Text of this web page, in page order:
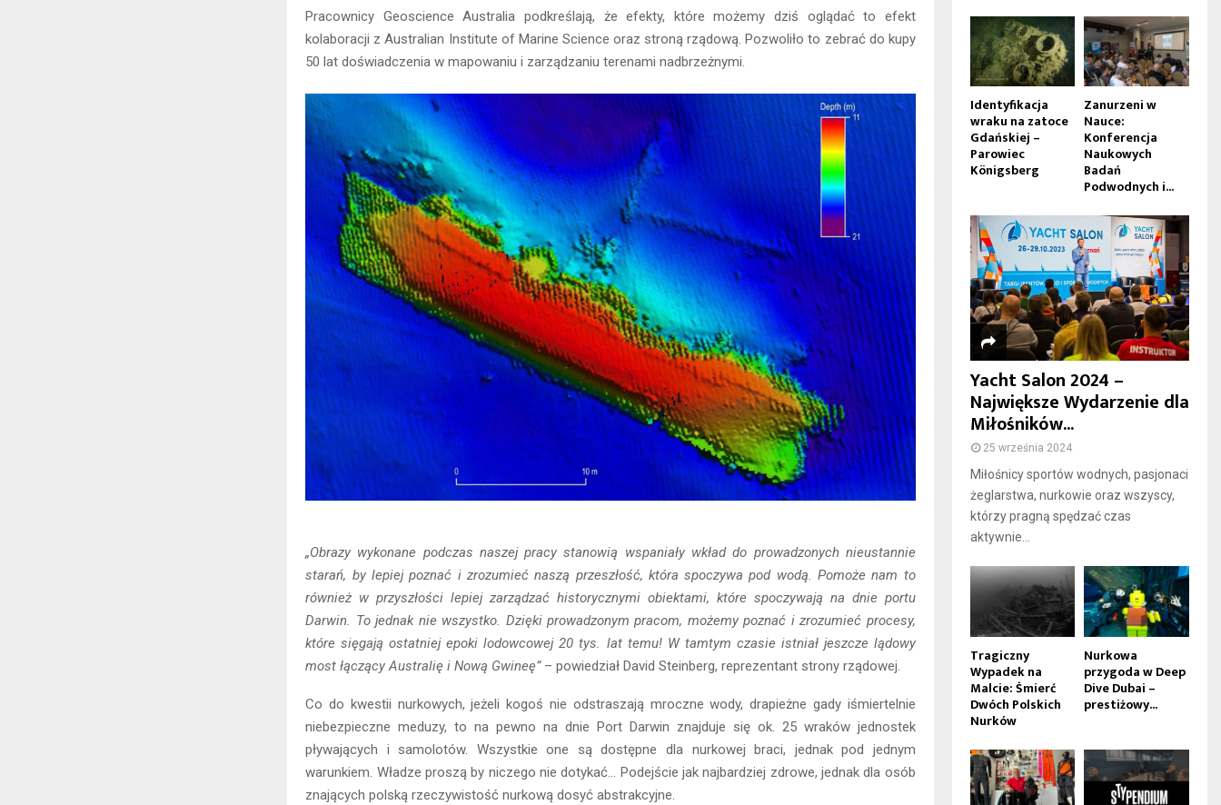
Pracownicy Geoscience Australia podkreślają, że efekty, które możemy dziś oglądać to efekt
kolaboracji z Australian Institute of Marine Science oraz stroną rządową. Pozwoliło to zebrać do kupy
50 lat doświadczenia w mapowaniu i zarządzaniu terenami nadbrzeżnymi.
„Obrazy wykonane podczas naszej pracy stanowią wspaniały wkład do prowadzonych nieustannie
starań, by lepiej poznać i zrozumieć naszą przeszłość, która spoczywa pod wodą. Pomoże nam to
również w przyszłości lepiej zarządzać historycznymi obiektami, które spoczywają na dnie portu
Darwin. To jednak nie wszystko. Dzięki prowadzonym pracom, możemy poznać i zrozumieć procesy,
które sięgają ostatniej epoki lodowcowej 20 tys. lat temu! W tamtym czasie istniał jeszcze lądowy
most łączący Australię i Nową Gwineę”– powiedział David Steinberg, reprezentant strony rządowej.
Co do kwestii nurkowych, jeżeli kogoś nie odstraszają mroczne wody, drapieżne gady iśmiertelnie
niebezpieczne meduzy, to na pewno na dnie Port Darwin znajduje się ok. 25 wraków jednostek
pływających i samolotów. Wszystkie one są dostępne dla nurkowej braci, jednak pod jednym
warunkiem. Władze proszą by niczego nie dotykać… Podejście jak najbardziej zdrowe, jednak dla osób
znających polską rzeczywistość nurkową dosyć abstrakcyjne.
Identyfikacja
wraku na zatoce
Gdańskiej –
Parowiec
Königsberg
Zanurzeni w
Nauce:
Konferencja
Naukowych
Badań
Podwodnych i...
Yacht Salon 2024 –
Największe Wydarzenie dla
Miłośników...
25 września 2024
Miłośnicy sportów wodnych, pasjonaci
żeglarstwa, nurkowie oraz wszyscy,
którzy pragną spędzać czas
aktywnie...
Tragiczny
Wypadek na
Malcie: Śmierć
Dwóch Polskich
Nurków
Nurkowa
przygoda w Deep
Dive Dubai –
prestiżowy...